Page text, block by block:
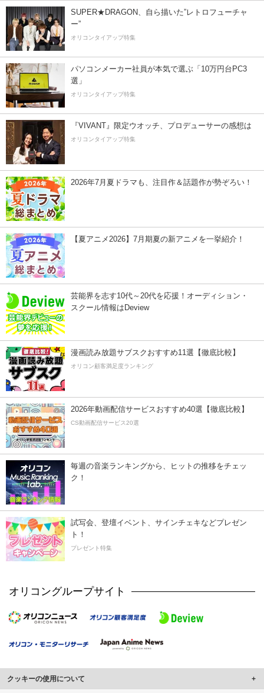
SUPER★DRAGON、自ら描いた”レトロフューチャ
ー”
オリコンタイアップ特集
パソコンメーカー社員が本気で選ぶ「10万円台PC3
選」
オリコンタイアップ特集
『VIVANT』限定ウオッチ、プロデューサーの感想は
オリコンタイアップ特集
2026年7月夏ドラマも、注目作＆話題作が勢ぞろい！
【夏アニメ2026】7月期夏の新アニメを一挙紹介！
芸能界を志す10代～20代を応援！オーディション・
スクール情報はDeview
漫画読み放題サブスクおすすめ11選【徹底比較】
オリコン顧客満足度ランキング
2026年動画配信サービスおすすめ40選【徹底比較】
CS動画配信サービス20選
毎週の音楽ランキングから、ヒットの推移をチェッ
ク！
試写会、登壇イベント、サインチェキなどプレゼン
ト！
プレゼント特集
オリコングループサイト
クッキーの使用について